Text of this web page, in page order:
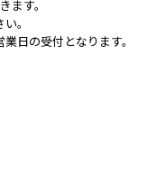
ます。
。
日の受付となります。